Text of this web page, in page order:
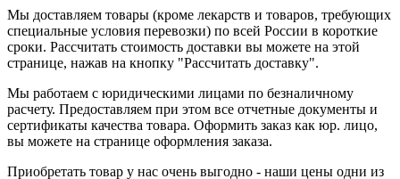
Мы доставляем товары (кроме лекарств и товаров, требующих
специальные условия перевозки) по всей России в короткие
сроки. Рассчитать стоимость доставки вы можете на этой
странице, нажав на кнопку "Рассчитать доставку".
Мы работаем с юридическими лицами по безналичному
расчету. Предоставляем при этом все отчетные документы и
сертификаты качества товара. Оформить заказ как юр. лицо,
вы можете на странице оформления заказа.
Приобретать товар у нас очень выгодно - наши цены одни из